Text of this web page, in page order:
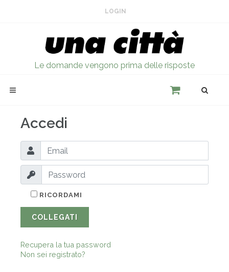
LOGIN
Le domande vengono prima delle risposte
Accedi
RICORDAMI
COLLEGATI
Recupera la tua password
Non sei registrato?